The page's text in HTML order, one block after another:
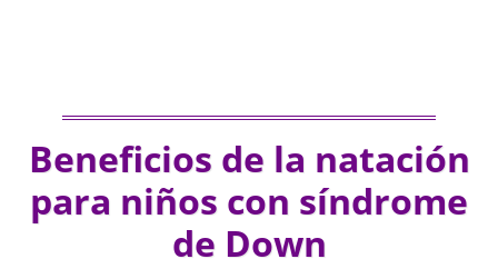
Beneficios de la natación
para niños con síndrome
de Down